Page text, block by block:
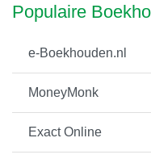
Populaire
e-Boekhouden.nl
MoneyMonk
Exact Online